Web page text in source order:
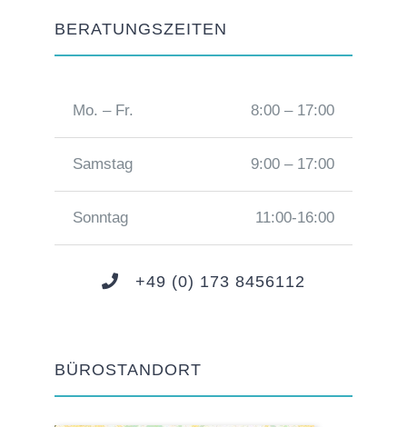
BERATUNGSZEITEN
Mo. – Fr. 8:00 – 17:00
Samstag 9:00 – 17:00
Sonntag 11:00-16:00
+49 (0) 173 8456112
BÜROSTANDORT